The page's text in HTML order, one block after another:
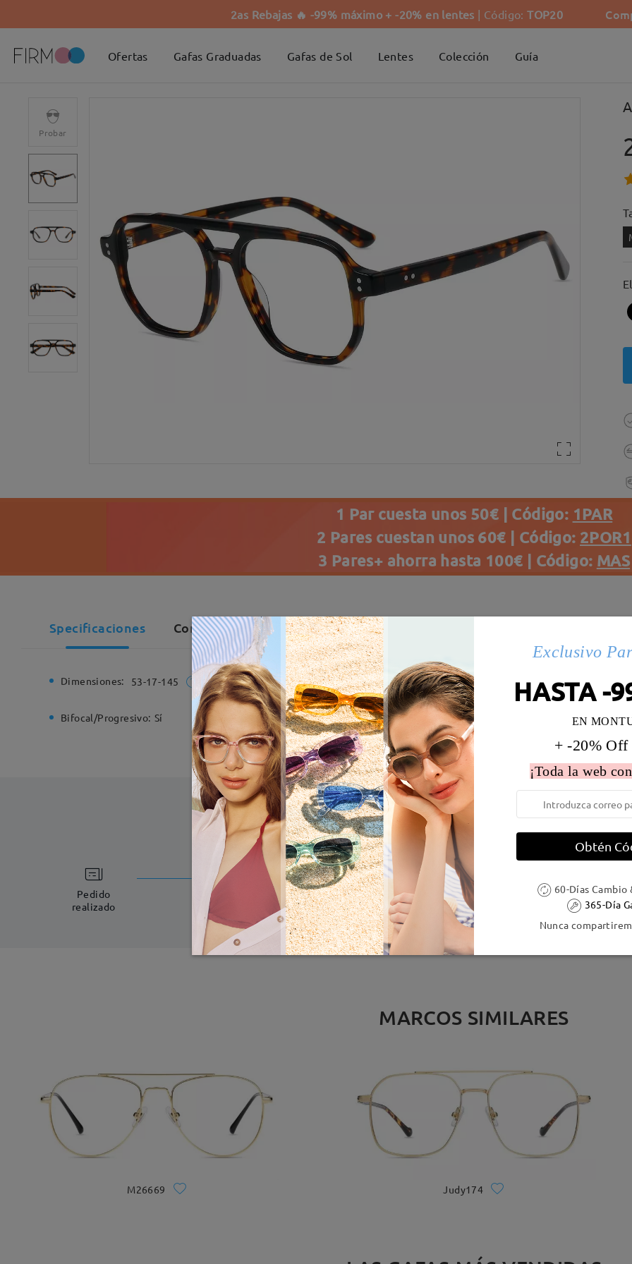
2as Rebajas 🔥 -99% máximo + -20% en lentes | Código:TOP20
Ofertas Gafas Graduadas Gafas de Sol Lentes Colección Guía
Probar
1 Par cuesta unos 50€ | Código: 1PAR
2 Pares cuestan unos 60€ | Código: 2POR1
3 Pares+ ahorra hasta 100€ | Código: MAS
Specificaciones Comentarios de Clientes(353)
Dimensiones: 53-17-145 Ancho de la montura: 129 mm (Medio) Diametro de lentes: 54 mm
Bifocal/Progresivo: Sí Bisagra de resorte: No Material de la montura:
DELIVERY
Pedido
realizado
Fabricación
5-7 días laborales detalles
MARCOS SIMILARES
M26669 Judy174
Exclusivo
HASTA -
EN
+ -20% Off
¡Toda la web
Obtén
60-Días Cambio
365-Día
Nunca